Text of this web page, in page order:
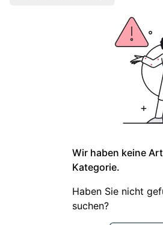
Wir haben keine
Kategorie.
Haben Sie nicht
suchen?